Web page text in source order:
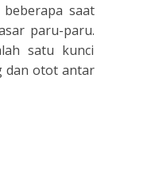
saat
paru-paru.
satu kunci
dan otot antar